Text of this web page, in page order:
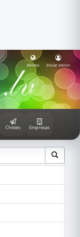
Idioma Iniciar sesion
Chistes Empresas